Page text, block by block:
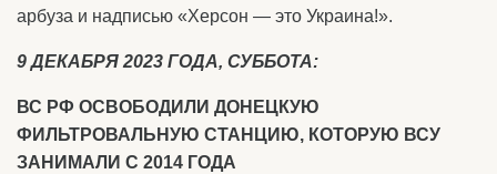
арбуза и надписью «Херсон — это Украина!».
9 ДЕКАБРЯ 2023 ГОДА, СУББОТА:
ВС РФ ОСВОБОДИЛИ ДОНЕЦКУЮ
ФИЛЬТРОВАЛЬНУЮ СТАНЦИЮ, КОТОРУЮ ВСУ
ЗАНИМАЛИ С 2014 ГОДА